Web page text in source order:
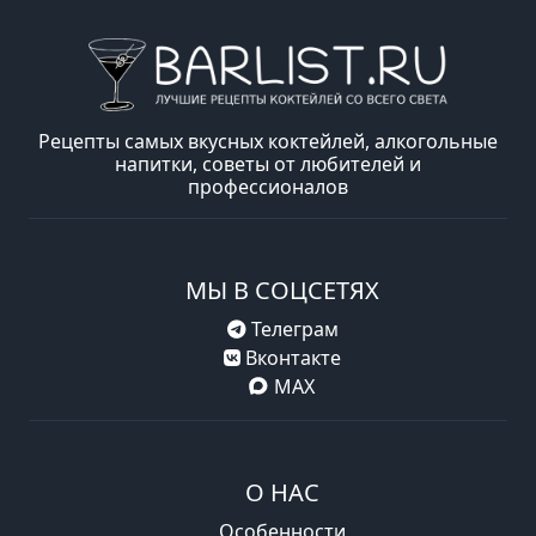
Рецепты самых вкусных коктейлей, алкогольные
напитки, советы от любителей и
профессионалов
МЫ В СОЦСЕТЯХ
Телеграм
Вконтакте
MAX
О НАС